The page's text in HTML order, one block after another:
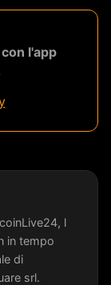
l'app
l
in tempo
di
srl.